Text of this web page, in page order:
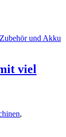
viel
,